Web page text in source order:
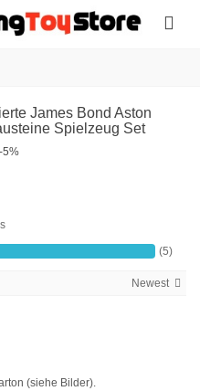
James Bond Aston
Spielzeug Set
-5%
(5)
Newest
(siehe Bilder).